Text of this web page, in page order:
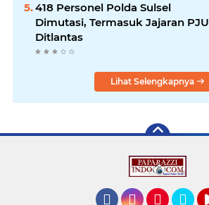
418 Personel Polda Sulsel
Dimutasi, Termasuk Jajaran PJU
Ditlantas
Lihat Selengkapnya